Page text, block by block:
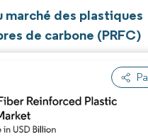
marché des plastiques
de carbone (PRFC)